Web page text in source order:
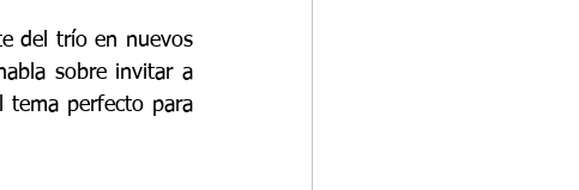
del trío en nuevos
sobre invitar a
tema perfecto para